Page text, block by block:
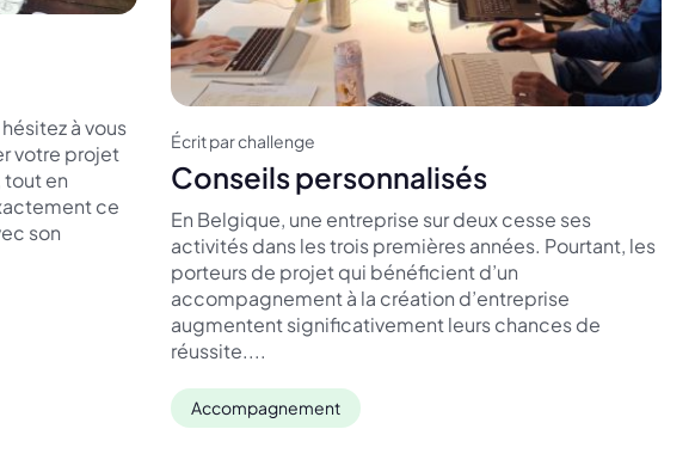
à vous
votre projet
tout en
ce
son
Écrit par challenge
Conseils personnalisés
En Belgique, une entreprise sur deux cesse ses
activités dans les trois premières années. Pourtant, les
porteurs de projet qui bénéficient d’un
accompagnement à la création d’entreprise
augmentent significativement leurs chances de
réussite....
Accompagnement